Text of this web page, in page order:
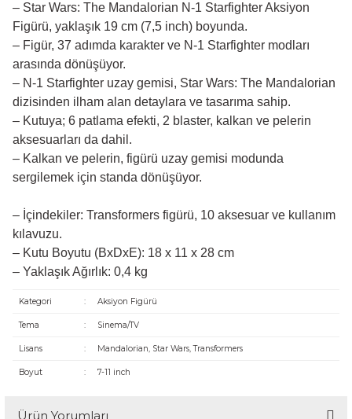
– Star Wars: The Mandalorian N-1 Starfighter Aksiyon
Figürü, yaklaşık 19 cm (7,5 inch) boyunda.
– Figür, 37 adımda karakter ve N-1 Starfighter modları
arasında dönüşüyor.
– N-1 Starfighter uzay gemisi, Star Wars: The Mandalorian
dizisinden ilham alan detaylara ve tasarıma sahip.
– Kutuya; 6 patlama efekti, 2 blaster, kalkan ve pelerin
aksesuarları da dahil.
– Kalkan ve pelerin, figürü uzay gemisi modunda
sergilemek için standa dönüşüyor.
– İçindekiler: Transformers figürü, 10 aksesuar ve kullanım
kılavuzu.
– Kutu Boyutu (BxDxE): 18 x 11 x 28 cm
– Yaklaşık Ağırlık: 0,4 kg
Kategori : Aksiyon Figürü
Tema : Sinema/TV
Lisans : Mandalorian, Star Wars, Transformers
Boyut : 7-11 inch
Ürün Yorumları